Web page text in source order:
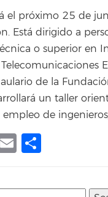
el próximo 25 de
Está dirigido a
o superior en
de la
un taller
empleo de
Email